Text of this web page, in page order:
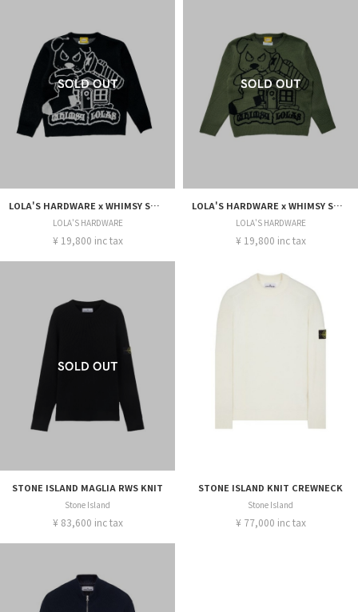
LOLA'S HARDWARE x WHIMSY SOCKS “BLOOD” SWEATER
LOLA'S HARDWARE
¥ 19,800 inc tax
LOLA'S HARDWARE x WHIMSY SOCKS “BLOOD” SWEATER
LOLA'S HARDWARE
¥ 19,800 inc tax
STONE ISLAND MAGLIA RWS KNIT
Stone Island
¥ 83,600 inc tax
STONE ISLAND KNIT CREWNECK
Stone Island
¥ 77,000 inc tax